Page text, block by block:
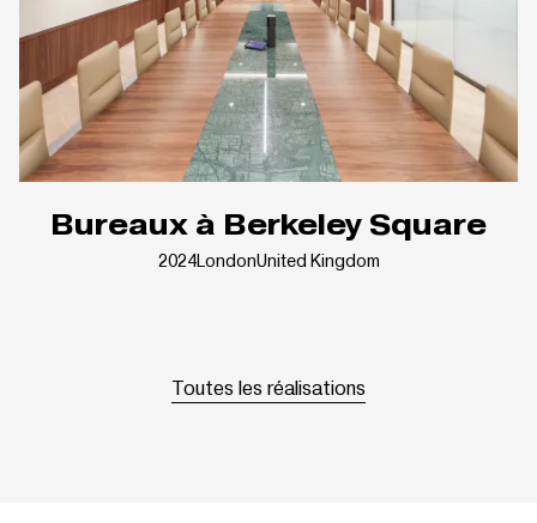
Bureaux à Berkeley Square
2024LondonUnited Kingdom
Toutes les réalisations